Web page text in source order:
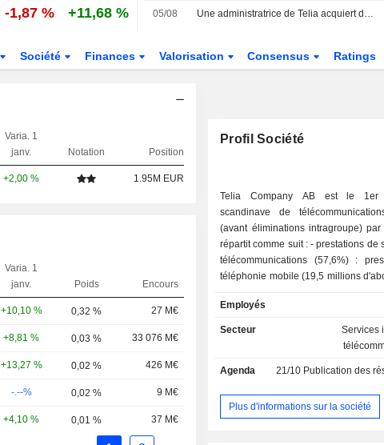
-1,87 % +11,68 % 05/08 Une administratrice de Telia acquiert des actions pour plus de 0,2 million de couronnes
Société Finances Valorisation Consensus Ratings
Varia. 1
janv.
Notation Position
+2,00 % 1.95M EUR
Varia. 1
janv.
Poids Encours
+10,10 % 0,32 % 27 M€
+8,81 % 0,03 % 33 076 M€
+13,27 % 0,02 % 426 M€
-.--% 0,02 % 9 M€
+4,10 % 0,01 % 37 M€
Profil Société
Telia Company AB est le 1er
scandinave de
(avant éliminations intragroupe) par
répartit comme suit : - prestations de services de
télécommunications (57,6%) :
téléphonie mobile (19,5 millions
d'abonnés), de transmission
(2,7 millions), d'accès à Internet haut
de services médias (7,9%) :
TV4, C More et MTV) ; - autres (18,7%). La
répartition géographique du CA est la
Employés
Secteur
Services
Agenda 21/10 Publication des résultats
Plus d'informations sur la société